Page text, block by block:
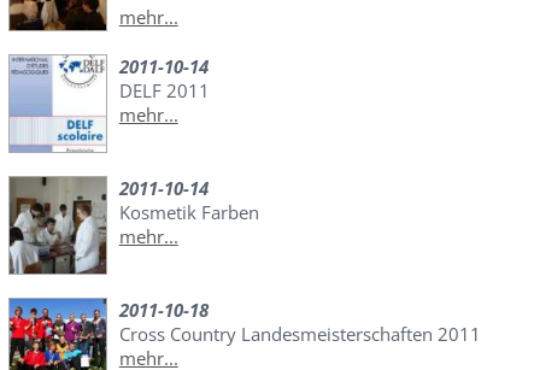
mehr...
2011-10-14
DELF 2011
mehr...
2011-10-14
Kosmetik Farben
mehr...
2011-10-18
Cross Country Landesmeisterschaften 2011
mehr...